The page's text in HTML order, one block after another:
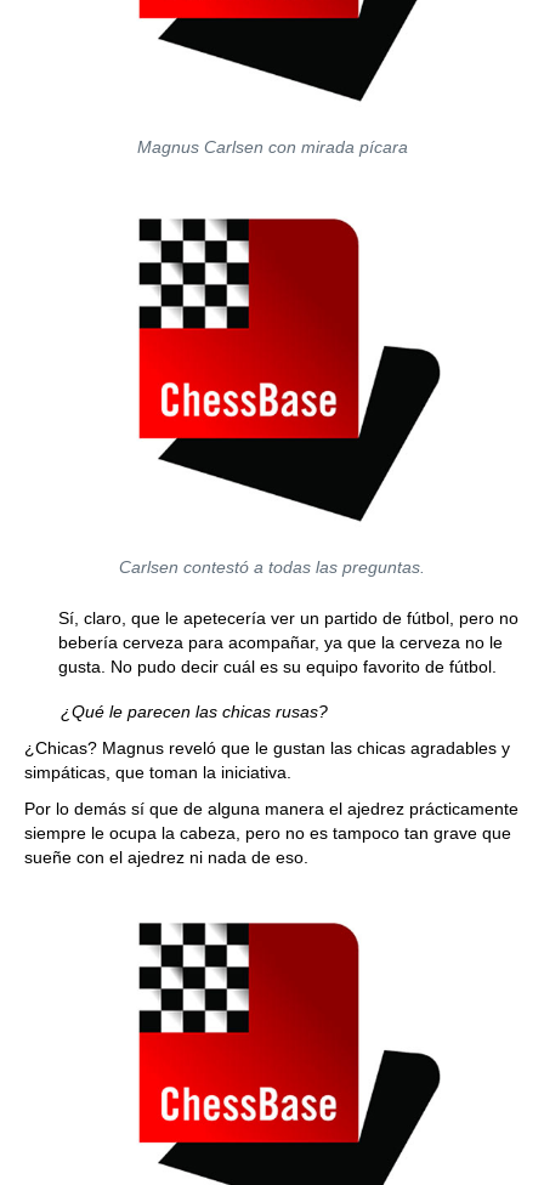
Magnus Carlsen con mirada pícara
Carlsen contestó a todas las preguntas.
Sí, claro, que le apetecería ver un partido de fútbol, pero no
bebería cerveza para acompañar, ya que la cerveza no le
gusta. No pudo decir cuál es su equipo favorito de fútbol.
¿Qué le parecen las chicas rusas?
¿Chicas? Magnus reveló que le gustan las chicas agradables y
simpáticas, que toman la iniciativa.
Por lo demás sí que de alguna manera el ajedrez prácticamente
siempre le ocupa la cabeza, pero no es tampoco tan grave que
sueñe con el ajedrez ni nada de eso.